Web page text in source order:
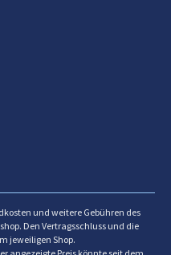
272 mm
und weitere Gebühren des
Den Vertragsschluss und die
jeweiligen Shop.